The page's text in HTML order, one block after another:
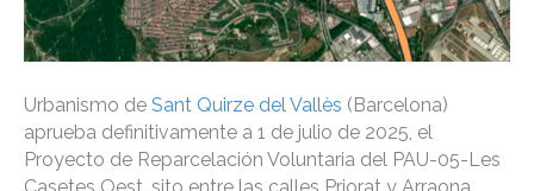
Urbanismo de Sant Quirze del Vallès (Barcelona)
aprueba definitivamente a 1 de julio de 2025, el
Proyecto de Reparcelación Voluntaria del PAU-05-Les